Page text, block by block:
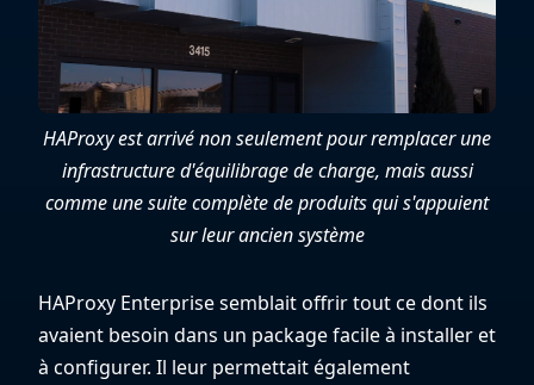
HAProxy est arrivé non seulement pour remplacer une
infrastructure d'équilibrage de charge, mais aussi
comme une suite complète de produits qui s'appuient
sur leur ancien système
HAProxy Enterprise semblait offrir tout ce dont ils
avaient besoin dans un package facile à installer et
à configurer. Il leur permettait également